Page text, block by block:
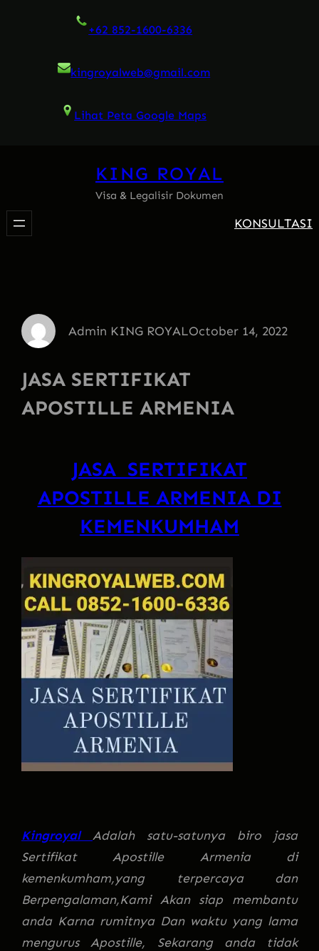
+62 852-1600-6336
kingroyalweb@gmail.com
Lihat Peta Google Maps
KING ROYAL
Visa & Legalisir Dokumen
KONSULTASI
Admin KING ROYALOctober 14, 2022
JASA SERTIFIKAT
APOSTILLE ARMENIA
JASA SERTIFIKAT
APOSTILLE ARMENIA DI
KEMENKUMHAM
Kingroyal Adalah satu-satunya biro jasa
Sertifikat Apostille Armenia di
kemenkumham,yang terpercaya dan
Berpengalaman,Kami Akan siap membantu
anda Karna rumitnya Dan waktu yang lama
mengurus Apostille, Sekarang anda tidak